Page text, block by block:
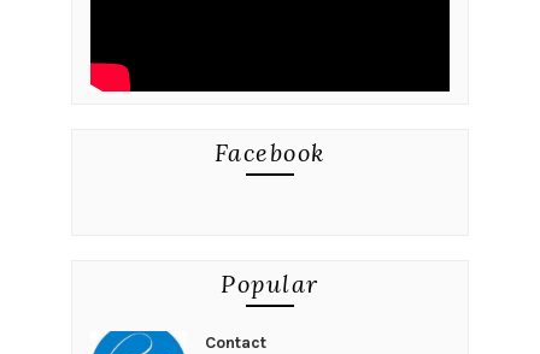
Facebook
Popular
Contact